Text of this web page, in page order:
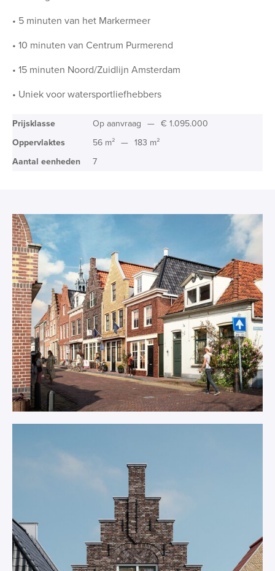
• 5 minuten van het Markermeer
• 10 minuten van Centrum Purmerend
• 15 minuten Noord/Zuidlijn Amsterdam
• Uniek voor watersportliefhebbers
Prijsklasse Op aanvraag — € 1.095.000
Oppervlaktes
56 m² — 183 m²
Aantal eenheden
7